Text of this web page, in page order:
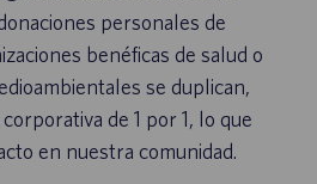
personales de
benéficas de salud o
se duplican,
de 1 por 1, lo que
en nuestra comunidad.